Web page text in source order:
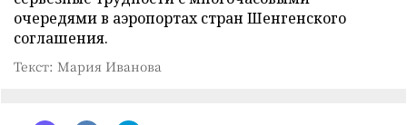
очередями в аэропортах стран Шенгенского
соглашения.
Текст: Мария Иванова